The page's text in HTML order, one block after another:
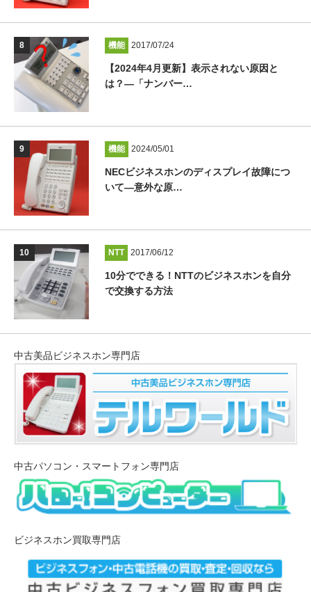
機能 2017/07/24
【2024年4月更新】表示されない原因と
は？―「ナンバー…
機能 2024/05/01
NECビジネスホンのディスプレイ故障につ
いて―意外な原…
NTT 2017/06/12
10分でできる！NTTのビジネスホンを自分
で交換する方法
中古美品ビジネスホン専門店
中古パソコン・スマートフォン専門店
ビジネスホン買取専門店